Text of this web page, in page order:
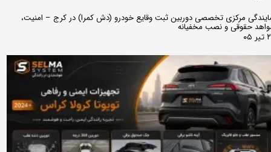
مرکزی تخصصی دوربین ثبت وقایع خودرو (دش کمرا) در کرج – امنیت،
حقوقی و نصب مخفیانه